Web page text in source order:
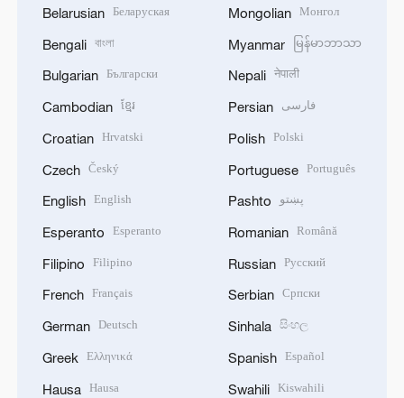
Belarusian Беларуская
Bengali বাংলা
Bulgarian Български
Cambodian ខ្មែរ
Croatian Hrvatski
Czech Český
English English
Esperanto Esperanto
Filipino Filipino
French Français
German Deutsch
Greek Ελληνικά
Hausa Hausa
Mongolian Монгол
Myanmar မြန်မာဘာသာ
Nepali नेपाली
Persian فارسی
Polish Polski
Portuguese Português
Pashto پښتو
Romanian Română
Russian Русский
Serbian Српски
Sinhala සිංහල
Spanish Español
Swahili Kiswahili